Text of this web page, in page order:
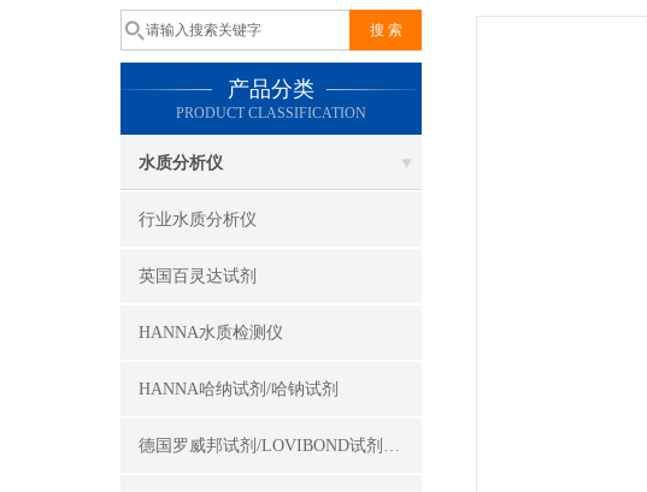
产品分类
PRODUCT CLASSIFICATION
水质分析仪
行业水质分析仪
英国百灵达试剂
HANNA水质检测仪
HANNA哈纳试剂/哈钠试剂
德国罗威邦试剂/LOVIBOND试剂/罗威邦试剂